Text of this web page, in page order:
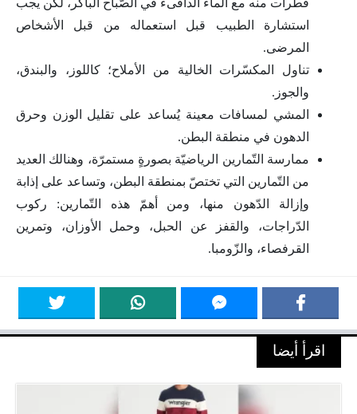
قطرات منه مع الماء الدافىء في الصّباح الباكر، لكن يجب
استشارة الطبيب قبل استعماله من قبل الأشخاص
المرضى.
تناول المكسّرات الخالية من الأملاح؛ كاللوز، والبندق،
والجوز.
المشي لمسافات معينة يُساعد على تقليل الوزن وحرق
الدهون في منطقة البطن.
ممارسة التّمارين الرياضيّة بصورةٍ مستمرّة، وهنالك العديد
من التّمارين التي تختصّ بمنطقة البطن، وتساعد على إذابة
وإزالة الدّهون منها، ومن أهمّ هذه التّمارين: ركوب
الدّراجات، والقفز عن الحبل، وحمل الأوزان، وتمرين
القرفصاء، والزّومبا.
اقرأ أيضا